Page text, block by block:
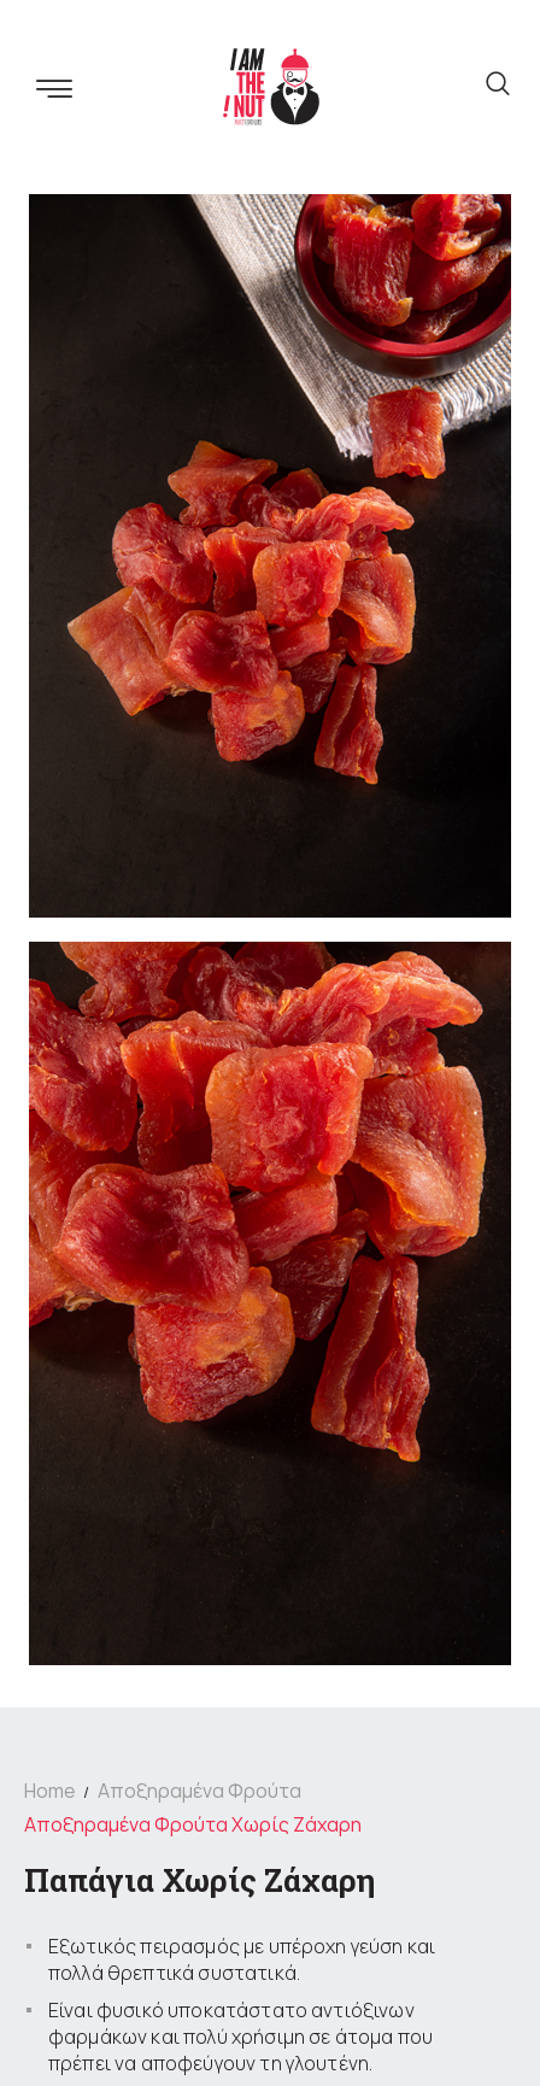
Home
Αποξηραμένα Φρούτα
Αποξηραμένα Φρούτα Χωρίς Ζάχαρη
Παπάγια Χωρίς Ζάχαρη
Εξωτικός πειρασμός με υπέροχη γεύση και
πολλά θρεπτικά συστατικά.
Είναι φυσικό υποκατάστατο αντιόξινων
φαρμάκων και πολύ χρήσιμη σε άτομα που
πρέπει να αποφεύγουν τη γλουτένη.